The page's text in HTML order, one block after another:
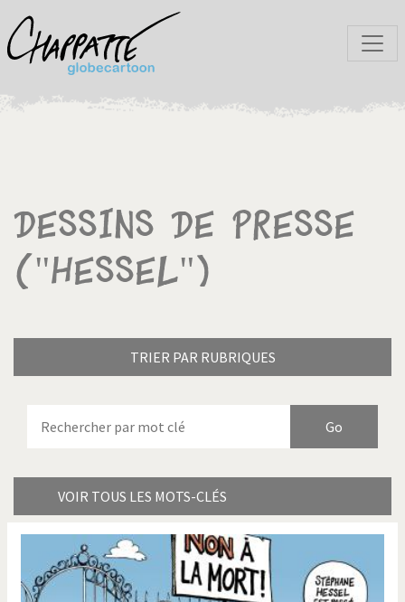
Dessins de presse
("Hessel")
TRIER PAR RUBRIQUES
VOIR TOUS LES MOTS-CLÉS
Bienvenue en Italie
Bye Biden! Catholique ou pas très?
Chère énergie! Crise grecque
Cybermonde
Du printemps arabe à
l'hiver